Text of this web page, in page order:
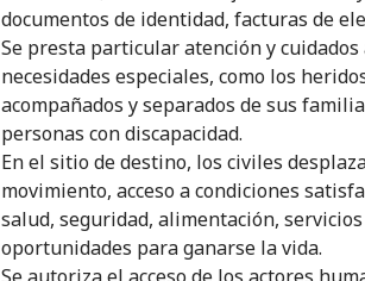
documentos de identidad, facturas de
Se presta particular atención y
necesidades especiales, como los
acompañados y separados de sus
personas con discapacidad.
En el sitio de destino, los civiles
movimiento, acceso a condiciones
salud, seguridad, alimentación,
oportunidades para ganarse la vida.
Se autoriza el acceso de los actores